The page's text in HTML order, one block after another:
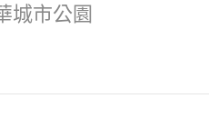
城市公園